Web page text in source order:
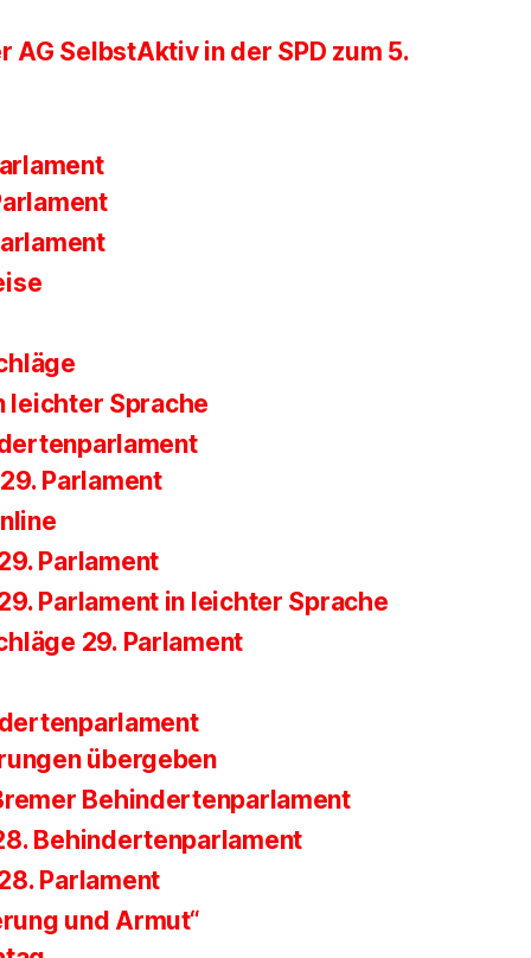
AG SelbstAktiv in der SPD zum 5.
leichter Sprache
Parlament
Parlament
Parlament in leichter Sprache
29. Parlament
übergeben
Behindertenparlament
Behindertenparlament
Parlament
und Armut“